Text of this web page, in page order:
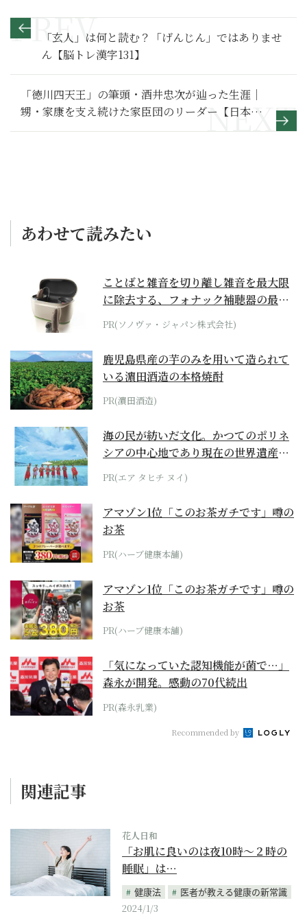
「玄人」は何と読む？「げんじん」ではありませ
ん【脳トレ漢字131】
「徳川四天王」の筆頭・酒井忠次が辿った生涯｜
甥・家康を支え続けた家臣団のリーダー【日本史
人物伝】
あわせて読みたい
ことばと雑音を切り離し雑音を最大限
に除去する、フォナック補聴器の最上
位モデル
PR(ソノヴァ・ジャパン株式会社)
鹿児島県産の芋のみを用いて造られて
いる濵田酒造の本格焼酎
PR(濵田酒造)
海の民が紡いだ文化。かつてのポリネ
シアの中心地であり現在の世界遺産か
らみえてくる...
PR(エア タヒチ ヌイ)
アマゾン1位「このお茶ガチです」噂の
お茶
PR(ハーブ健康本舗)
アマゾン1位「このお茶ガチです」噂の
お茶
PR(ハーブ健康本舗)
「気になっていた認知機能が菌で…」
森永が開発。感動の70代続出
PR(森永乳業)
Recommended by
関連記事
花人日和
「お肌に良いのは夜10時～２時の
睡眠」は…
健康法
医者が教える健康の新常識
2024/1/3